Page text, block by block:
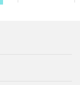
и получать
снимкам